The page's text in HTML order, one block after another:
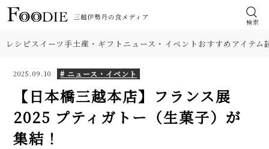
検索
レシピスイーツ手土産・ギフト ニュース・イベントおすすめアイテム
2025.09.10 # ニュース・イベント
【日本橋三越本店】フランス展
2025 プティガトー（生菓子）が
集結！